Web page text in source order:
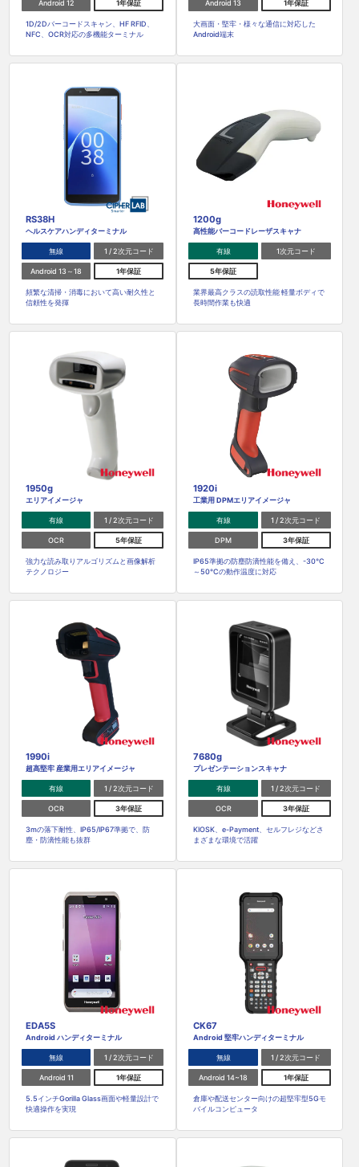
Android 12 1年保証
1D/2Dバーコードスキャン、HF RFID、
NFC、OCR対応の多機能ターミナル
Android 13 1年保証
大画面・堅牢・様々な通信に対応した
Android端末
RS38H
ヘルスケアハンディターミナル
無線 1 / 2次元コード
Android 13～18 1年保証
頻繁な清掃・消毒において高い耐久性と
信頼性を発揮
1200g
高性能バーコードレーザスキャナ
有線 1次元コード
5年保証
業界最高クラスの読取性能 軽量ボディで
長時間作業も快適
1950g
エリアイメージャ
有線 1 / 2次元コード
OCR 5年保証
強力な読み取りアルゴリズムと画像解析
テクノロジー
1920i
工業用 DPMエリアイメージャ
有線 1 / 2次元コード
DPM 3年保証
IP65準拠の防塵防滴性能を備え、-30℃
～50℃の動作温度に対応
1990i
超高堅牢 産業用エリアイメージャ
有線 1 / 2次元コード
OCR 3年保証
3mの落下耐性、IP65/IP67準拠で、防
塵・防滴性能も抜群
7680g
プレゼンテーションスキャナ
有線 1 / 2次元コード
OCR 3年保証
KIOSK、e-Payment、セルフレジなどさ
まざまな環境で活躍
EDA5S
Android ハンディターミナル
無線 1 / 2次元コード
Android 11 1年保証
5.5インチGorilla Glass画面や軽量設計で
快適操作を実現
CK67
Android 堅牢ハンディターミナル
無線 1 / 2次元コード
Android 14~18 1年保証
倉庫や配送センター向けの超堅牢型5Gモ
バイルコンピュータ